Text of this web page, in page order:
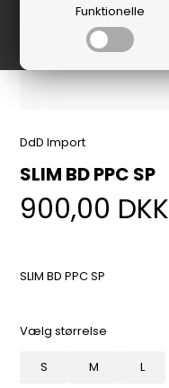
Funktionelle
DdD Import
SLIM BD PPC SP
900,00 DKK
SLIM BD PPC SP
Vælg størrelse
S M L